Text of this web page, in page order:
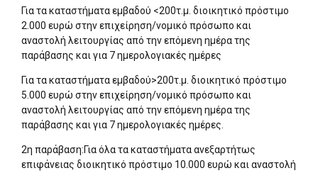
Για τα καταστήματα εμβαδού <200τ.μ. διοικητικό πρόστιμο
2.000 ευρώ στην επιχείρηση/νομικό πρόσωπο και
αναστολή λειτουργίας από την επόμενη ημέρα της
παράβασης και για 7 ημερολογιακές ημέρες
Για τα καταστήματα εμβαδού>200τ.μ. διοικητικό πρόστιμο
5.000 ευρώ στην επιχείρηση/νομικό πρόσωπο και
αναστολή λειτουργίας από την επόμενη ημέρα της
παράβασης και για 7 ημερολογιακές ημέρες.
2η παράβαση:Για όλα τα καταστήματα ανεξαρτήτως
επιφάνειας διοικητικό πρόστιμο 10.000 ευρώ και αναστολή